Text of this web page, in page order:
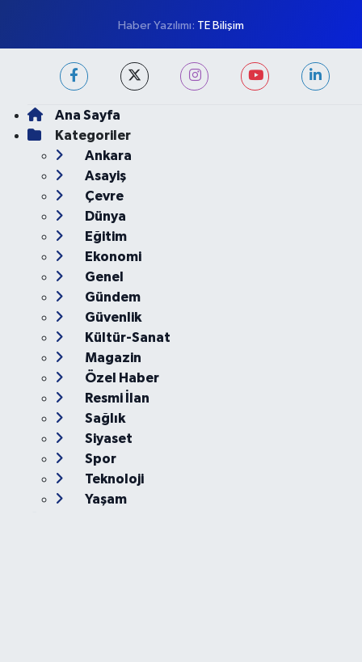
Haber Yazılımı: TE Bilişim
Ana Sayfa
Kategoriler
Ankara
Asayiş
Çevre
Dünya
Eğitim
Ekonomi
Genel
Gündem
Güvenlik
Kültür-Sanat
Magazin
Özel Haber
Resmi İlan
Sağlık
Siyaset
Spor
Teknoloji
Yaşam